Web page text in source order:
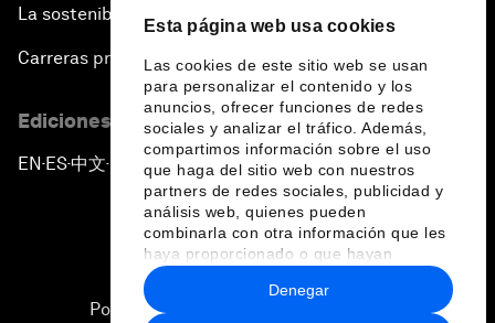
Esta página web usa cookies
Las cookies de este sitio web se usan
para personalizar el contenido y los
anuncios, ofrecer funciones de redes
sociales y analizar el tráfico. Además,
compartimos información sobre el uso
que haga del sitio web con nuestros
partners de redes sociales, publicidad y
análisis web, quienes pueden
combinarla con otra información que les
haya proporcionado o que hayan
recopilado a partir del uso que haya
hecho de sus servicios.
Denegar
La sostenibilidad en el Foro
Carreras profesionales
Ediciones en otros idiomas
EN ▪ES▪中文▪ 日本語
Política de privacidad y normas de uso